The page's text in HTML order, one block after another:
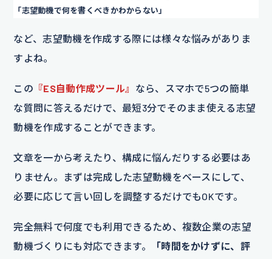
「志望動機で何を書くべきかわからない」
など、志望動機を作成する際には様々な悩みがありま
すよね。
この 『ES自動作成ツール』 なら、スマホで5つの簡単
な質問に答えるだけで、最短3分でそのまま使える志望
動機を作成することができます。
文章を一から考えたり、構成に悩んだりする必要はあ
りません。まずは完成した志望動機をベースにして、
必要に応じて言い回しを調整するだけでもOKです。
完全無料で何度でも利用できるため、複数企業の志望
動機づくりにも対応できます。
「時間をかけずに、評